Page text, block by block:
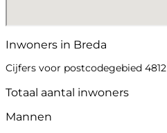
Inwoners in Breda
Cijfers voor postcodegebied 4812
Totaal aantal inwoners
Mannen